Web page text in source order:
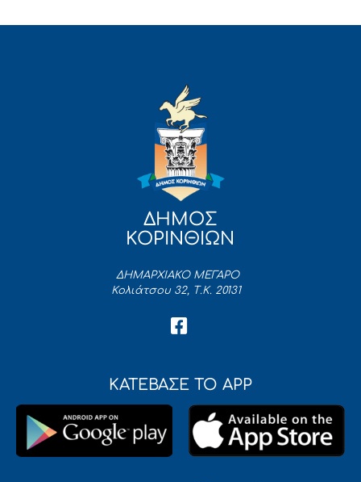
ΔΗΜΟΣ
ΚΟΡΙΝΘΙΩΝ
ΔΗΜΑΡΧΙΑΚΟ ΜΕΓΑΡΟ
Κολιάτσου 32, Τ.Κ. 20131
ΚΑΤΕΒΑΣΕ ΤΟ APP